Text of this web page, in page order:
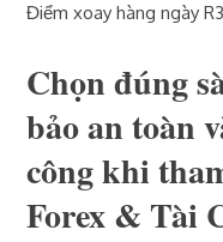
Điểm xoay hàng ngày R3
Chọn đúng
bảo an toàn
công khi
Forex & Tài